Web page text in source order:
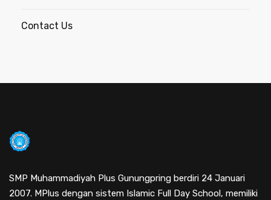
Contact Us
SMP Muhammadiyah Plus Gunungpring berdiri 24 Januari
2007. MPlus dengan sistem Islamic Full Day School, memiliki